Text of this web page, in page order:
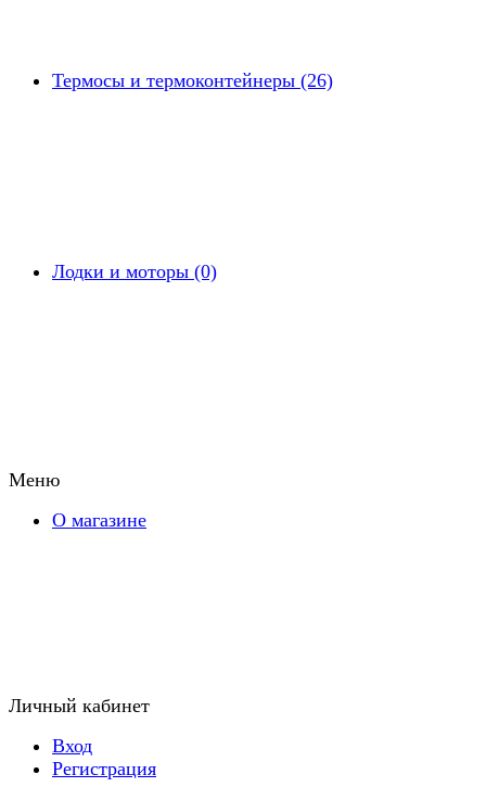
Термосы и термоконтейнеры (26)
Лодки и моторы (0)
Меню
О магазине
Личный кабинет
Вход
Регистрация